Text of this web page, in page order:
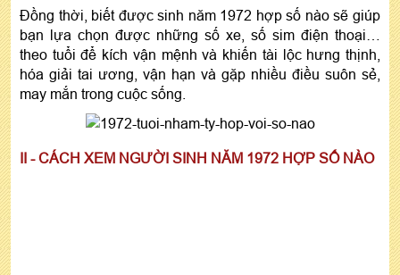
Đồng thời, biết được sinh năm 1972 hợp số nào sẽ giúp
bạn lựa chọn được những số xe, số sim điện thoại…
theo tuổi để kích vận mệnh và khiến tài lộc hưng thịnh,
hóa giải tai ương, vận hạn và gặp nhiều điều suôn sẻ,
may mắn trong cuộc sống.
II - CÁCH XEM NGƯỜI SINH NĂM 1972 HỢP SỐ NÀO